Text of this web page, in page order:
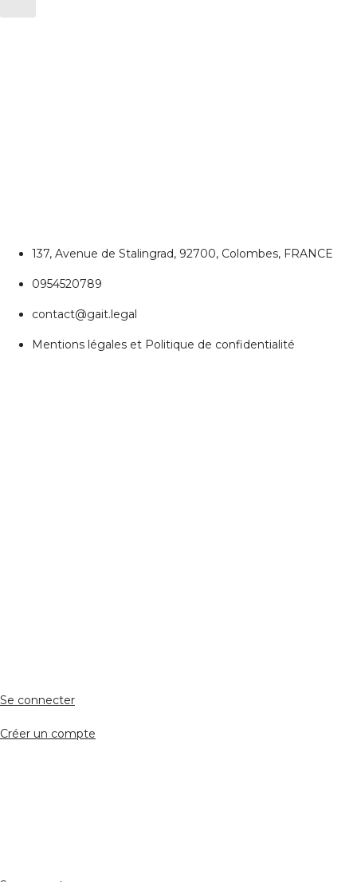
137, Avenue de Stalingrad, 92700, Colombes, FRANCE
0954520789
contact@gait.legal
Mentions légales et Politique de confidentialité
Se connecter
Créer un compte